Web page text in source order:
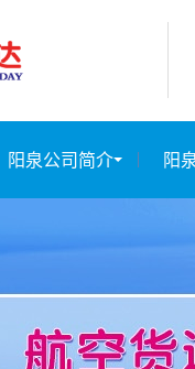
阳泉公司简介 阳